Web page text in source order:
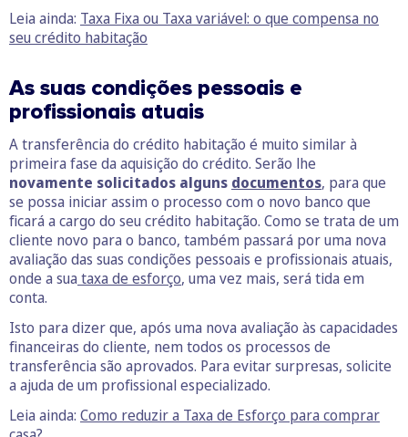
Leia ainda: Taxa Fixa ou Taxa variável: o que compensa no
seu crédito habitação
As suas condições pessoais e
profissionais atuais
A transferência do crédito habitação é muito similar à
primeira fase da aquisição do crédito. Serão lhe
novamente solicitados alguns documentos, para que
se possa iniciar assim o processo com o novo banco que
ficará a cargo do seu crédito habitação. Como se trata de um
cliente novo para o banco, também passará por uma nova
avaliação das suas condições pessoais e profissionais atuais,
onde a sua taxa de esforço, uma vez mais, será tida em
conta.
Isto para dizer que, após uma nova avaliação às capacidades
financeiras do cliente, nem todos os processos de
transferência são aprovados. Para evitar surpresas, solicite
a ajuda de um profissional especializado.
Leia ainda: Como reduzir a Taxa de Esforço para comprar